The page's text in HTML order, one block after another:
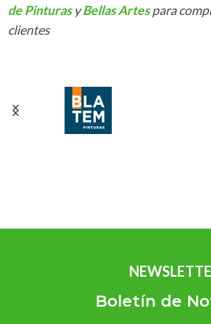
de Pinturas yBellas Artespara
clientes
Boletín de